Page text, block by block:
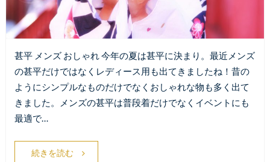
甚平 メンズ おしゃれ 今年の夏は甚平に決まり。最近メンズ
の甚平だけではなくレディース用も出てきましたね！昔の
ようにシンプルなものだけでなくおしゃれな物も多く出て
きました。メンズの甚平は普段着だけでなくイベントにも
最適で…
続きを読む